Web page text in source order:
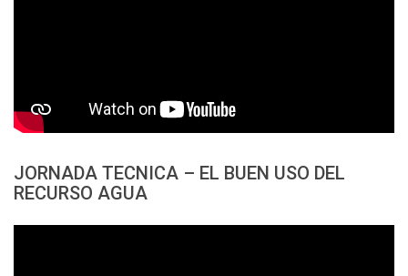
JORNADA TECNICA – EL BUEN USO DEL
RECURSO AGUA